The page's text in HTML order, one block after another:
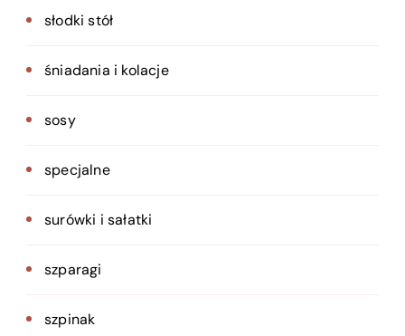
słodki stół
śniadania i kolacje
sosy
specjalne
surówki i sałatki
szparagi
szpinak